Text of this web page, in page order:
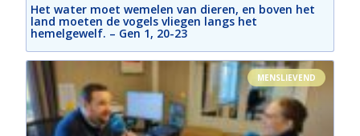
Het water moet wemelen van dieren, en boven het
land moeten de vogels vliegen langs het
hemelgewelf. – Gen 1, 20-23
MENSLIEVEND